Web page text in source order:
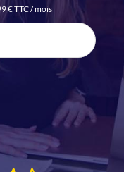
€ TTC / mois